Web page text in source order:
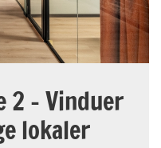
2 – Vinduer
lokaler